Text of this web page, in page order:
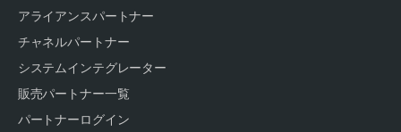
アライアンスパートナー
チャネルパートナー
システムインテグレーター
販売パートナー一覧
パートナーログイン